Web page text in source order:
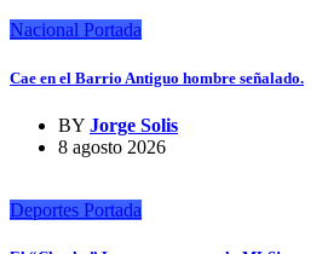
Nacional Portada
Cae en el Barrio Antiguo hombre señalado.
BY Jorge Solis
8 agosto 2026
Deportes Portada